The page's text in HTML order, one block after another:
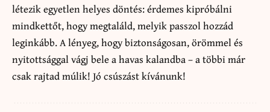
létezik egyetlen helyes döntés: érdemes kipróbálni
mindkettőt, hogy megtaláld, melyik passzol hozzád
leginkább. A lényeg, hogy biztonságosan, örömmel és
nyitottsággal vágj bele a havas kalandba – a többi már
csak rajtad múlik! Jó csúszást kívánunk!